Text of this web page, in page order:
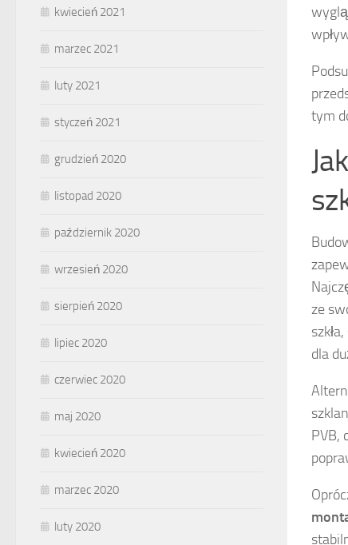
tym
ze
dla
PVB,
kwiecień 2021
marzec 2021
luty 2021
styczeń 2021
grudzień 2020
listopad 2020
październik 2020
wrzesień 2020
sierpień 2020
lipiec 2020
czerwiec 2020
maj 2020
kwiecień 2020
marzec 2020
luty 2020